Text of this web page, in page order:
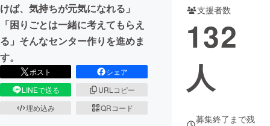
けば、気持ちが元気になれる」
「困りごとは一緒に考えてもらえ
る」そんなセンター作りを進めま
す。
ポスト
シェア
LINEで送る
URLコピー
埋め込み
QRコード
支援者数
132
人
募集終了まで残